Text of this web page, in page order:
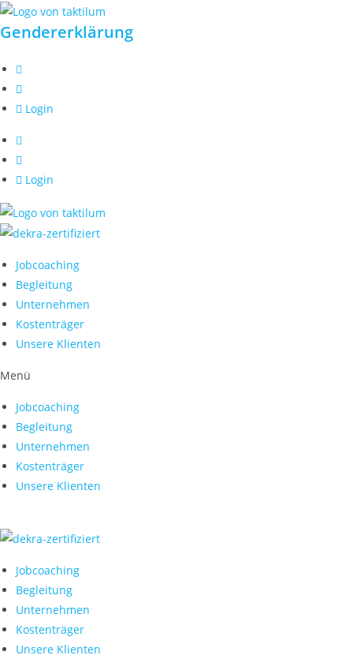
Zum
Inhalt
Gendererklärung
Login
Login
Jobcoaching
Begleitung
Unternehmen
Kostenträger
Unsere Klienten
Menü
Jobcoaching
Begleitung
Unternehmen
Kostenträger
Unsere Klienten
Jobcoaching
Begleitung
Unternehmen
Kostenträger
Unsere Klienten